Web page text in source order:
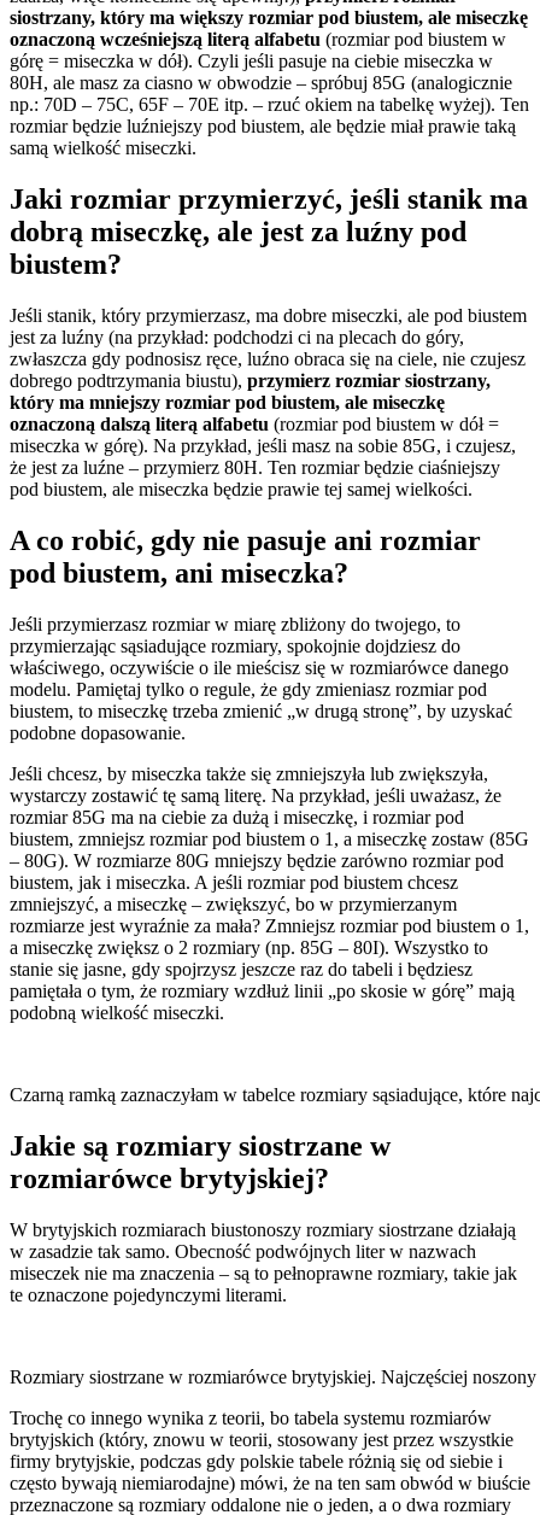
siostrzany, który ma większy rozmiar pod biustem, ale miseczkę
oznaczoną wcześniejszą literą alfabetu (rozmiar pod biustem w
górę = miseczka w dół). Czyli jeśli pasuje na ciebie miseczka w
80H, ale masz za ciasno w obwodzie – spróbuj 85G (analogicznie
np.: 70D – 75C, 65F – 70E itp. – rzuć okiem na tabelkę wyżej). Ten
rozmiar będzie luźniejszy pod biustem, ale będzie miał prawie taką
samą wielkość miseczki.
Jaki rozmiar przymierzyć, jeśli stanik ma
dobrą miseczkę, ale jest za luźny pod
biustem?
Jeśli stanik, który przymierzasz, ma dobre miseczki, ale pod biustem
jest za luźny (na przykład: podchodzi ci na plecach do góry,
zwłaszcza gdy podnosisz ręce, luźno obraca się na ciele, nie czujesz
dobrego podtrzymania biustu), przymierz rozmiar siostrzany,
który ma mniejszy rozmiar pod biustem, ale miseczkę
oznaczoną dalszą literą alfabetu (rozmiar pod biustem w dół =
miseczka w górę). Na przykład, jeśli masz na sobie 85G, i czujesz,
że jest za luźne – przymierz 80H. Ten rozmiar będzie ciaśniejszy
pod biustem, ale miseczka będzie prawie tej samej wielkości.
A co robić, gdy nie pasuje ani rozmiar
pod biustem, ani miseczka?
Jeśli przymierzasz rozmiar w miarę zbliżony do twojego, to
przymierzając sąsiadujące rozmiary, spokojnie dojdziesz do
właściwego, oczywiście o ile mieścisz się w rozmiarówce danego
modelu. Pamiętaj tylko o regule, że gdy zmieniasz rozmiar pod
biustem, to miseczkę trzeba zmienić „w drugą stronę”, by uzyskać
podobne dopasowanie.
Jeśli chcesz, by miseczka także się zmniejszyła lub zwiększyła,
wystarczy zostawić tę samą literę. Na przykład, jeśli uważasz, że
rozmiar 85G ma na ciebie za dużą i miseczkę, i rozmiar pod
biustem, zmniejsz rozmiar pod biustem o 1, a miseczkę zostaw (85G
– 80G). W rozmiarze 80G mniejszy będzie zarówno rozmiar pod
biustem, jak i miseczka. A jeśli rozmiar pod biustem chcesz
zmniejszyć, a miseczkę – zwiększyć, bo w przymierzanym
rozmiarze jest wyraźnie za mała? Zmniejsz rozmiar pod biustem o 1,
a miseczkę zwiększ o 2 rozmiary (np. 85G – 80I). Wszystko to
stanie się jasne, gdy spojrzysz jeszcze raz do tabeli i będziesz
pamiętała o tym, że rozmiary wzdłuż linii „po skosie w górę” mają
podobną wielkość miseczki.
Czarną ramką zaznaczyłam w tabelce rozmiary sąsiadujące, które
Jakie są rozmiary siostrzane w
rozmiarówce brytyjskiej?
W brytyjskich rozmiarach biustonoszy rozmiary siostrzane działają
w zasadzie tak samo. Obecność podwójnych liter w nazwach
miseczek nie ma znaczenia – są to pełnoprawne rozmiary, takie jak
te oznaczone pojedynczymi literami.
Rozmiary siostrzane w rozmiarówce brytyjskiej. Najczęściej
Trochę co innego wynika z teorii, bo tabela systemu rozmiarów
brytyjskich (który, znowu w teorii, stosowany jest przez wszystkie
firmy brytyjskie, podczas gdy polskie tabele różnią się od siebie i
często bywają niemiarodajne) mówi, że na ten sam obwód w biuście
przeznaczone są rozmiary oddalone nie o jeden, a o dwa rozmiary